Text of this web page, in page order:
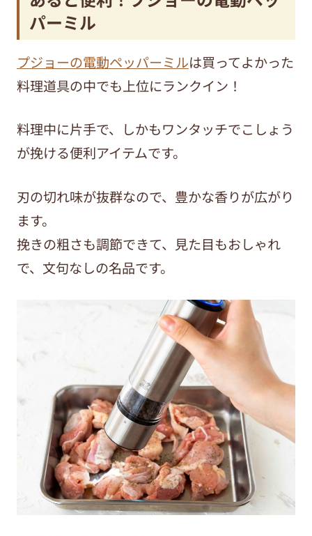
パーミル
プジョーの電動ペッパーミルは買ってよかった
料理道具の中でも上位にランクイン！
料理中に片手で、しかもワンタッチでこしょう
が挽ける便利アイテムです。
刃の切れ味が抜群なので、豊かな香りが広がり
ます。
挽きの粗さも調節できて、見た目もおしゃれ
で、文句なしの名品です。